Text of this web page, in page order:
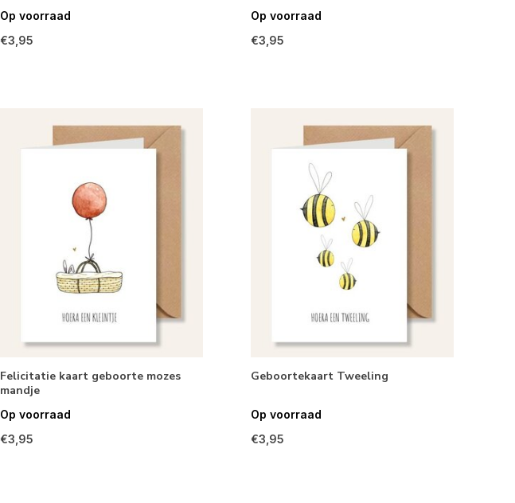
Op voorraad
€3,95
Op voorraad
€3,95
Felicitatie kaart geboorte mozes
mandje
Op voorraad
€3,95
Geboortekaart Tweeling
Op voorraad
€3,95